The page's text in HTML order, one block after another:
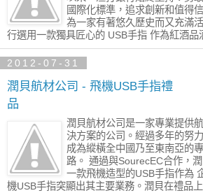
國際化標準，追求創新和值得
為一家有著悠久歷史而又充滿
行選用一款獨具匠心的 USB手指 作為紅酒品
2012-07-31
潤貝航材公司 - 飛機USB手指禮
品
潤貝航材公司是一家專業提供
決方案的公司。經過多年的努
成為縱橫全中國乃至東南亞的
路。 通過與SourecEC合作，
一款飛機造型的USB手指作為
機USB手指突顯出其主要業務。潤貝在禮品